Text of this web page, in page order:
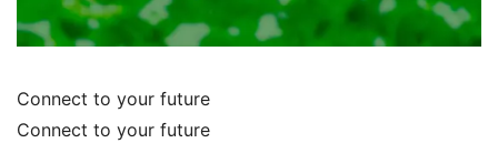
Connect to your future
Connect to your future